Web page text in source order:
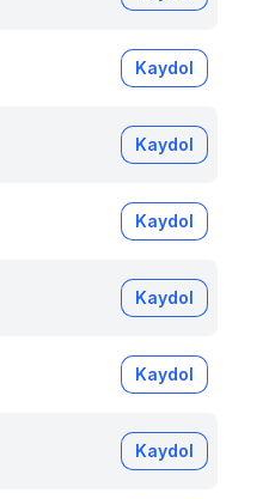
Kaydol
Kaydol
Kaydol
Kaydol
Kaydol
Kaydol